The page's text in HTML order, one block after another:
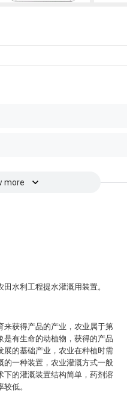
more
水利工程提水灌溉用装置。
来获得产品的产业，农业属于第
有生命的动植物，获得的产品
展的基础产业，农业在种植时需
的一种装置，农业灌溉方式一般
的灌溉装置结构简单，药剂溶
低。